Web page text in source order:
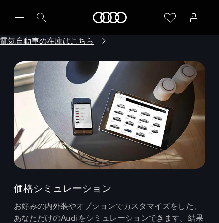
電気自動車の在庫はこちら
価格シミュレーション
お好みの内外装やオプションでカスタマイズをした、
あなただけのAudiをシミュレーションできます。結果